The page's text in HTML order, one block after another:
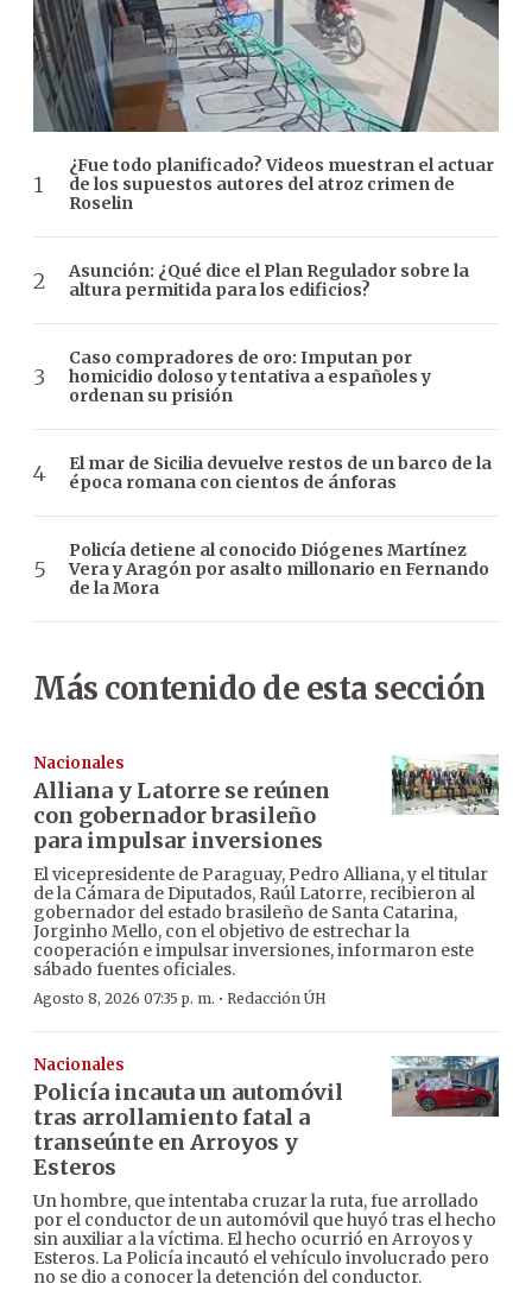
¿Fue todo planificado? Videos muestran el actuar
de los supuestos autores del atroz crimen de
Roselin
Asunción: ¿Qué dice el Plan Regulador sobre la
altura permitida para los edificios?
Caso compradores de oro: Imputan por
homicidio doloso y tentativa a españoles y
ordenan su prisión
El mar de Sicilia devuelve restos de un barco de la
época romana con cientos de ánforas
Policía detiene al conocido Diógenes Martínez
Vera y Aragón por asalto millonario en Fernando
de la Mora
Más contenido de esta sección
Nacionales
Alliana y Latorre se reúnen
con gobernador brasileño
para impulsar inversiones
El vicepresidente de Paraguay, Pedro Alliana, y el titular
de la Cámara de Diputados, Raúl Latorre, recibieron al
gobernador del estado brasileño de Santa Catarina,
Jorginho Mello, con el objetivo de estrechar la
cooperación e impulsar inversiones, informaron este
sábado fuentes oficiales.
Agosto 8, 2026 07:35 p. m. · Redacción ÚH
Nacionales
Policía incauta un automóvil
tras arrollamiento fatal a
transeúnte en Arroyos y
Esteros
Un hombre, que intentaba cruzar la ruta, fue arrollado
por el conductor de un automóvil que huyó tras el hecho
sin auxiliar a la víctima. El hecho ocurrió en Arroyos y
Esteros. La Policía incautó el vehículo involucrado pero
no se dio a conocer la detención del conductor.